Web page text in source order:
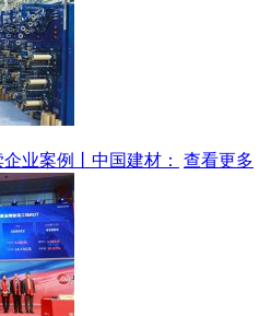
业案例丨中国建材：
查看更多